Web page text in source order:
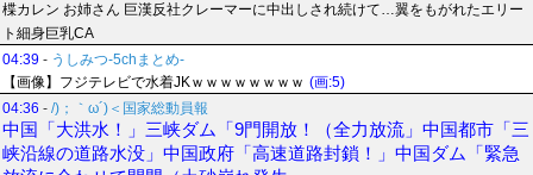
楪カレン お姉さん 巨漢反社クレーマーに中出しされ続けて…翼をもがれたエリー
ト細身巨乳CA
04:39 - うしみつ-5chまとめ-
【画像】フジテレビで水着JKｗｗｗｗｗｗｗｗ (画:5)
04:36 - /)；｀ω´)＜国家総動員報
中国「大洪水！」三峡ダム「9門開放！（全力放流」中国都市「三
峡沿線の道路水没」中国政府「高速道路封鎖！」中国ダム「緊急